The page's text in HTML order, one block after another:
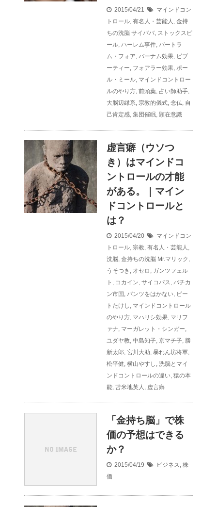
2015/04/21
マインドコン
トロール, 有名人・芸能人 , 金持
ちの洗脳 サイババ, ストックスピ
ール, ハーレム事件, バートラ
ム・フォア, バーナム効果, ビブ
ーティー, フォアラー効果, ポー
ル・ミール, マインドコントロー
ルのやり方, 前頭葉, 占い師助手,
大脳辺縁系, 宗教的儀式, 念仏, 自
己肯定感, 集団催眠, 顕在意識
虚言癖（ウソつ
き）はマインドコ
ントロールの才能
がある。｜マイン
ドコントロールと
は？
2015/04/20
マインドコン
トロール, 宗教, 有名人・芸能人 ,
洗脳, 金持ちの洗脳 Mr.マリック ,
うそつき , オセロ , ガンツフェル
ト , コカイン, サイコパス, バチカ
ン市国 , パンツをはかない, ビー
トたけし , マインドコントロール
のやり方, マハリシ効果, マリフ
ァナ, マーガレット・シンガー,
ユダヤ教, 中島知子, 京マチ子, 勝
新太郎, 宮川大助, 暴れん坊将軍,
松平健, 横山やすし , 洗脳とマイ
ンドコントロールの違い, 猿の本
能, 苫米地英人 , 虚言癖
「金持ち脳」で株
価の予想はできる
か？
2015/04/19 ビジネス, 株
価